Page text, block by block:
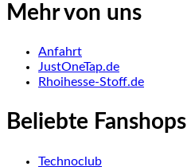
Mehr von uns
Anfahrt
JustOneTap.de
Rhoihesse-Stoff.de
Beliebte Fanshops
Technoclub